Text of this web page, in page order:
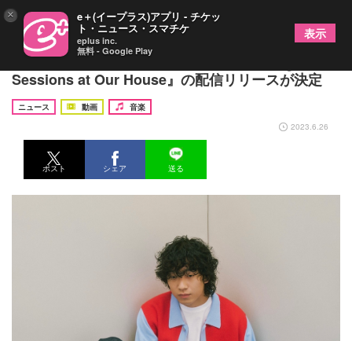
Asilo、自身初のスタジオライブ音源『Hang Out
Sessions at Our House』の配信リリースが決定
ニュース 動画
音楽
2023.6.26
ポスト シェア 送る
× e＋(イープラス)アプリ - チケッ
ト・ニュース・スマチケ
eplus inc.
無料 - Google Play
表示